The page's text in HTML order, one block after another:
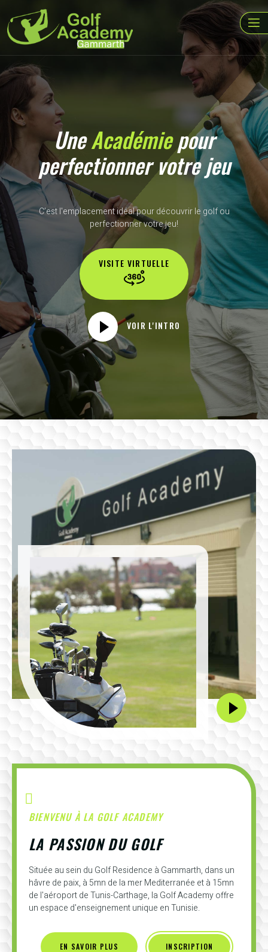
UneAcadémiepour
perfectionner votre jeu
C’est l'emplacement idéal pour découvrir le golf ou
perfectionner votre jeu!
VISITE VIRTUELLE
VOIR L'INTRO
BIENVENU À LA GOLF ACADEMY
LA PASSION DU GOLF
Située au sein du Golf Residence à Gammarth, dans un
hâvre de paix, à 5mn de la mer Mediterranée et à 15mn
de l'aéroport de Tunis-Carthage, la Golf Academy offre
un espace d'enseignement unique en Tunisie.
EN SAVOIR PLUS INSCRIPTION